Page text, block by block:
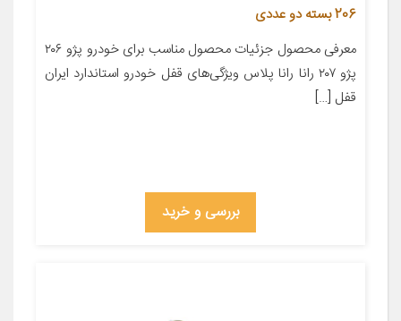
206 بسته دو عددی
معرفی محصول جزئیات محصول مناسب برای خودرو پژو ۲۰۶
پژو ۲۰۷ رانا رانا پلاس ویژگی‌های قفل خودرو استاندارد ایران
قفل […]
بررسی و خرید